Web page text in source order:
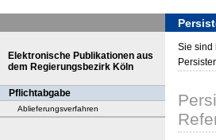
Elektronische Publikationen aus
dem Regierungsbezirk Köln
Pflichtabgabe
Ablieferungsverfahren
Sie sind